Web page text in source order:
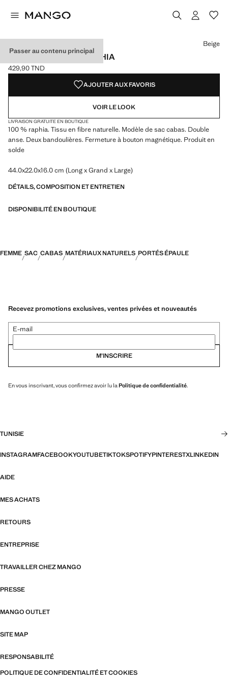
Passer au contenu principal
SAC CABAS 100 % RAPHIA
Prix actuel [429,90 TND ]
429,90 TND
Choisissez une couleur
Beige
AJOUTER AUX FAVORIS
VOIR LE LOOK
LIVRAISON GRATUITE EN BOUTIQUE
100 % raphia. Tissu en fibre naturelle. Modèle de sac cabas. Double
anse. Deux bandoulières. Fermeture à bouton magnétique. Produit en
solde
44.0x22.0x16.0 cm (Long x Grand x Large)
DÉTAILS, COMPOSITION ET ENTRETIEN
DISPONIBILITÉ EN BOUTIQUE
FEMME SAC CABAS MATÉRIAUX NATURELS PORTÉS ÉPAULE
Recevez promotions exclusives, ventes privées et nouveautés
E-mail
M’INSCRIRE
En vous inscrivant, vous confirmez avoir lu la Politique de confidentialité.
TUNISIE
INSTAGRAMFACEBOOKYOUTUBETIKTOKSPOTIFYPINTERESTXLINKEDIN
AIDE
MES ACHATS
RETOURS
ENTREPRISE
TRAVAILLER CHEZ MANGO
PRESSE
MANGO OUTLET
SITE MAP
RESPONSABILITÉ
POLITIQUE DE CONFIDENTIALITÉ ET COOKIES